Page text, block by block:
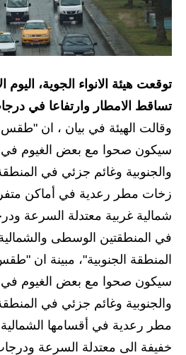
توقعت هيئة الانواء الجوية، اليوم
تساقط الامطار وارتفاعا في
وقالت الهيئة في بيان ، ان
سيكون صحوا مع بعض الغيوم في
والجنوبية وغائم جزئي في
زخات مطر رعدية في أماكن
شمالية غربية معتدلة السرعة
في المنطقتين الوسطى
المنطقة الجنوبية"، مبينة ان
سيكون صحوا مع بعض الغيوم في
والجنوبية وغائم جزئي في
مطر رعدية في أقسامها الشمالية
خفيفة الى معتدلة السرعة